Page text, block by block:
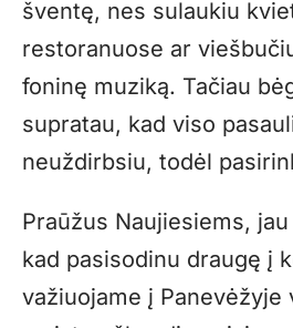
šventę, nes sulaukiu
restoranuose ar
foninę muziką. Tačiau
supratau, kad viso
neuždirbsiu, todėl
Praūžus Naujiesiems,
kad pasisodinu draugę į
važiuojame į Panevėžyje